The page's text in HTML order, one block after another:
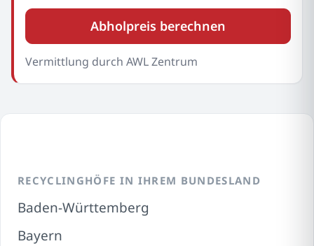
Abholpreis berechnen
Vermittlung durch AWL Zentrum
RECYCLINGHÖFE IN IHREM BUNDESLAND
Baden-Württemberg
Bayern